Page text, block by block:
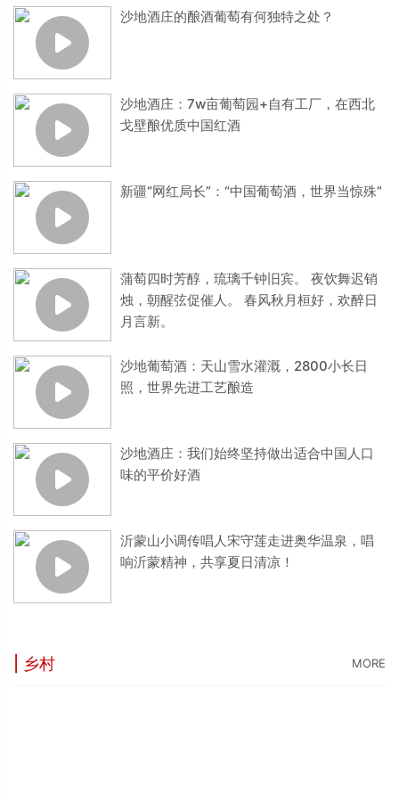
沙地酒庄的酿酒葡萄有何独特之处？
沙地酒庄：7w亩葡萄园+自有工厂，在西北
戈壁酿优质中国红酒
新疆“网红局长”：“中国葡萄酒，世界当惊殊”
蒲萄四时芳醇，琉璃千钟旧宾。 夜饮舞迟销
烛，朝醒弦促催人。 春风秋月桓好，欢醉日
月言新。
沙地葡萄酒：天山雪水灌溉，2800小长日
照，世界先进工艺酿造
沙地酒庄：我们始终坚持做出适合中国人口
味的平价好酒
沂蒙山小调传唱人宋守莲走进奥华温泉，唱
响沂蒙精神，共享夏日清凉！
| 乡村 MORE